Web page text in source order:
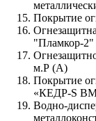
Покрытие
"Пламкор-2"
м.Р (А)
Покрытие
«КЕДР-S
Водно-